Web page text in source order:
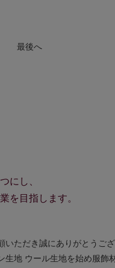
最後へ
にし、
を目指します。
ただき誠にありがとうござ
生地 ウール生地を始め服飾